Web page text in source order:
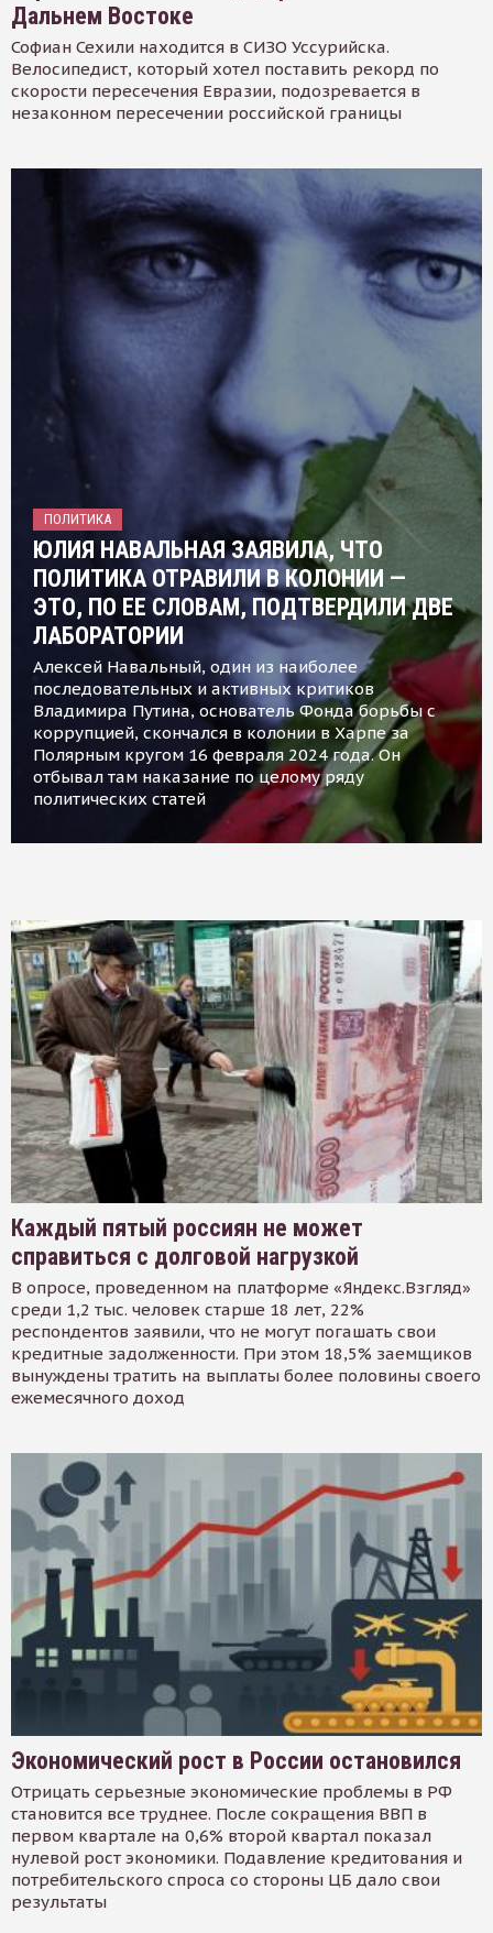
Дальнем Востоке
Софиан Сехили находится в СИЗО Уссурийска.
Велосипедист, который хотел поставить рекорд по
скорости пересечения Евразии, подозревается в
незаконном пересечении российской границы
ПОЛИТИКА
ЮЛИЯ НАВАЛЬНАЯ ЗАЯВИЛА, ЧТО
ПОЛИТИКА ОТРАВИЛИ В КОЛОНИИ —
ЭТО, ПО ЕЕ СЛОВАМ, ПОДТВЕРДИЛИ ДВЕ
ЛАБОРАТОРИИ
Алексей Навальный, один из наиболее
последовательных и активных критиков
Владимира Путина, основатель Фонда борьбы с
коррупцией, скончался в колонии в Харпе за
Полярным кругом 16 февраля 2024 года. Он
отбывал там наказание по целому ряду
политических статей
Каждый пятый россиян не может
справиться с долговой нагрузкой
В опросе, проведенном на платформе «Яндекс.Взгляд»
среди 1,2 тыс. человек старше 18 лет, 22%
респондентов заявили, что не могут погашать свои
кредитные задолженности. При этом 18,5% заемщиков
вынуждены тратить на выплаты более половины своего
ежемесячного доход
Экономический рост в России остановился
Отрицать серьезные экономические проблемы в РФ
становится все труднее. После сокращения ВВП в
первом квартале на 0,6% второй квартал показал
нулевой рост экономики. Подавление кредитования и
потребительского спроса со стороны ЦБ дало свои
результаты